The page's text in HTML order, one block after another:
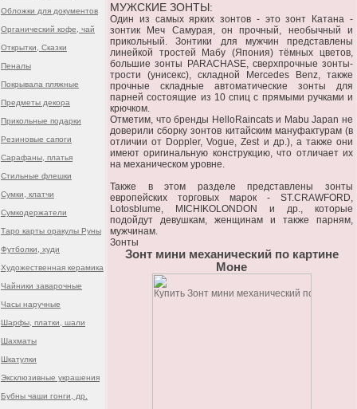
Обложки для документов
Органический кофе, чай
Открытки, Сказки
Пеналы
Покрывала пляжные
Предметы декора
Прикольные подарки
Резиновые сапоги
Сарафаны, платья
Стильные флешки
Сумки, клатчи
Сумкодержатели
Таро карты оракулы Руны
Футболки, худи
Художественная керамика
Чайники заварочные
Часы наручные
Шарфы, платки, шали
Шахматы
Шкатулки
Эксклюзивные украшения
Бубны чаши гонги, др.
МУЖСКИЕ ЗОНТЫ:
Один из самых ярких зонтов - это зонт Катана -
зонтик Меч Самурая, он прочный, необычный и
прикольный. Зонтики для мужчин представлены
линейкой тростей Мабу (Япония) тёмных цветов,
большие зонты PARACHASE, сверхпрочные зонты-
трости (унисекс), складной Mercedes Benz, также
прочные складные автоматические зонты для
парней состоящие из 10 спиц с прямыми ручками и
крючком.
Отметим, что бренды HelloRaincats и Mabu Japan не
доверили сборку зонтов китайским мануфактурам (в
отличии от Doppler, Vogue, Zest и др.), а также они
имеют оригинальную конструкцию, что отличает их
на механическом уровне.
Также в этом разделе представлены зонты
европейских торговых марок - ST.CRAWFORD,
Lotosblume, MICHIKOLONDON и др., которые
подойдут девушкам, женщинам и также парням,
мужчинам.
Зонты
Зонт мини механический по картине
Моне